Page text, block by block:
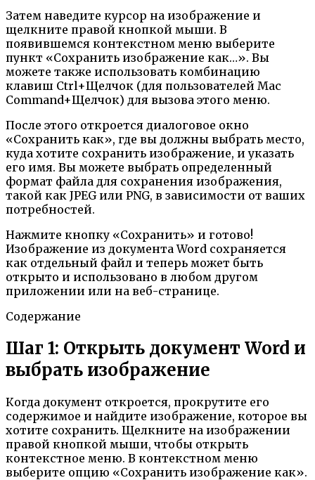
Затем наведите курсор на изображение и
щелкните правой кнопкой мыши. В
появившемся контекстном меню выберите
пункт «Сохранить изображение как…». Вы
можете также использовать комбинацию
клавиш Ctrl+Щелчок (для пользователей Mac
Command+Щелчок) для вызова этого меню.
После этого откроется диалоговое окно
«Сохранить как», где вы должны выбрать место,
куда хотите сохранить изображение, и указать
его имя. Вы можете выбрать определенный
формат файла для сохранения изображения,
такой как JPEG или PNG, в зависимости от ваших
потребностей.
Нажмите кнопку «Сохранить» и готово!
Изображение из документа Word сохраняется
как отдельный файл и теперь может быть
открыто и использовано в любом другом
приложении или на веб-странице.
Содержание
Шаг 1: Открыть документ Word и
выбрать изображение
Когда документ откроется, прокрутите его
содержимое и найдите изображение, которое вы
хотите сохранить. Щелкните на изображении
правой кнопкой мыши, чтобы открыть
контекстное меню. В контекстном меню
выберите опцию «Сохранить изображение как».